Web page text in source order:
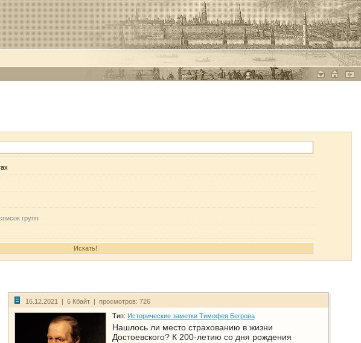
групп
16.12.2021 | 6 Кбайт | просмотров: 726
Тип: Исторические заметки Тимофея Бегрова
Нашлось ли место страхованию в жизни
Достоевского? К 200-летию со дня рождения